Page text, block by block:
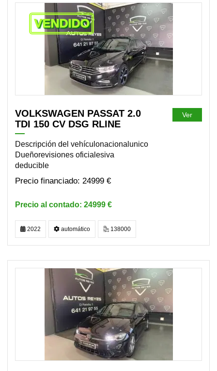
VENDIDO
VOLKSWAGEN PASSAT 2.0
TDI 150 CV DSG RLINE
Descripción del vehículonacionalunico
Dueñorevisiones oficialesiva
deducible
24999 €
24999 €
Ver
2022 automático 138000
DISPONIBLE